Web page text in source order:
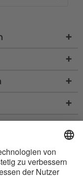
beschrieben
dieser Marken durch
Lizenz.